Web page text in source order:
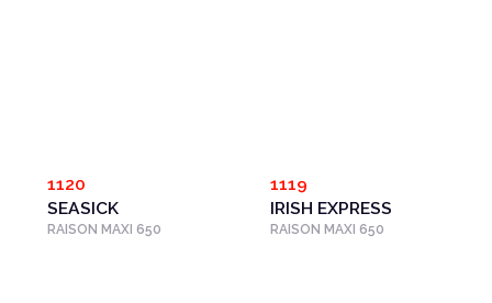
1120
SEASICK
RAISON MAXI 650
1119
IRISH EXPRESS
RAISON MAXI 650